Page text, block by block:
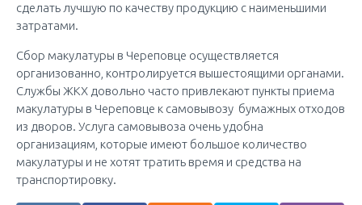
сделать лучшую по качеству продукцию с наименьшими
затратами.
Сбор макулатуры в Череповце осуществляется
организованно, контролируется вышестоящими органами.
Службы ЖКХ довольно часто привлекают пункты приема
макулатуры в Череповце к самовывозу бумажных отходов
из дворов. Услуга самовывоза очень удобна
организациям, которые имеют большое количество
макулатуры и не хотят тратить время и средства на
транспортировку.